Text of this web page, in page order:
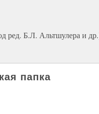
ред. Б.Л. Альтшулера и
папка